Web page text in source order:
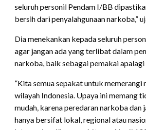
seluruh personil Pendam I/BB
bersih dari penyalahgunaan narkoba,”
Dia menekankan kepada seluruh
agar jangan ada yang terlibat dalam
narkoba, baik sebagai pemakai apalagi
“Kita semua sepakat untuk memerangi
wilayah Indonesia. Upaya ini memang
mudah, karena peredaran narkoba dan
hanya bersifat lokal, regional atau